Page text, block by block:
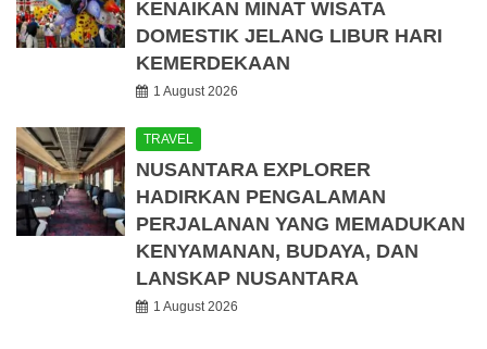
KENAIKAN MINAT WISATA
DOMESTIK JELANG LIBUR HARI
KEMERDEKAAN
1 August 2026
TRAVEL
NUSANTARA EXPLORER
HADIRKAN PENGALAMAN
PERJALANAN YANG MEMADUKAN
KENYAMANAN, BUDAYA, DAN
LANSKAP NUSANTARA
1 August 2026